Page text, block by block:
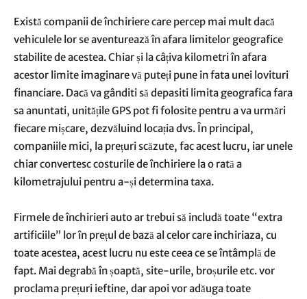
Există companii de închiriere care percep mai mult dacă
vehiculele lor se aventurează în afara limitelor geografice
stabilite de acestea. Chiar și la câțiva kilometri în afara
acestor limite imaginare vă puteți pune in fata unei lovituri
financiare. Dacă va gânditi să depasiti limita geografica fara
sa anuntati, unitățile GPS pot fi folosite pentru a va urmări
fiecare mișcare, dezvăluind locația dvs. În principal,
companiile mici, la prețuri scăzute, fac acest lucru, iar unele
chiar convertesc costurile de închiriere la o rată a
kilometrajului pentru a-și determina taxa.
Firmele de închirieri auto ar trebui să includă toate “extra
artificiile” lor în prețul de bază al celor care inchiriaza, cu
toate acestea, acest lucru nu este ceea ce se întâmplă de
fapt. Mai degrabă în șoaptă, site-urile, broșurile etc. vor
proclama prețuri ieftine, dar apoi vor adăuga toate